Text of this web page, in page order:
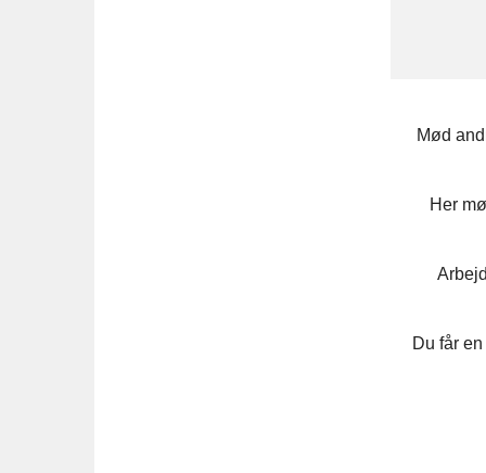
Mød
Her
Du får